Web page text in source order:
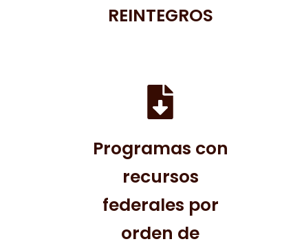
REINTEGROS
Programas con
recursos
federales por
orden de